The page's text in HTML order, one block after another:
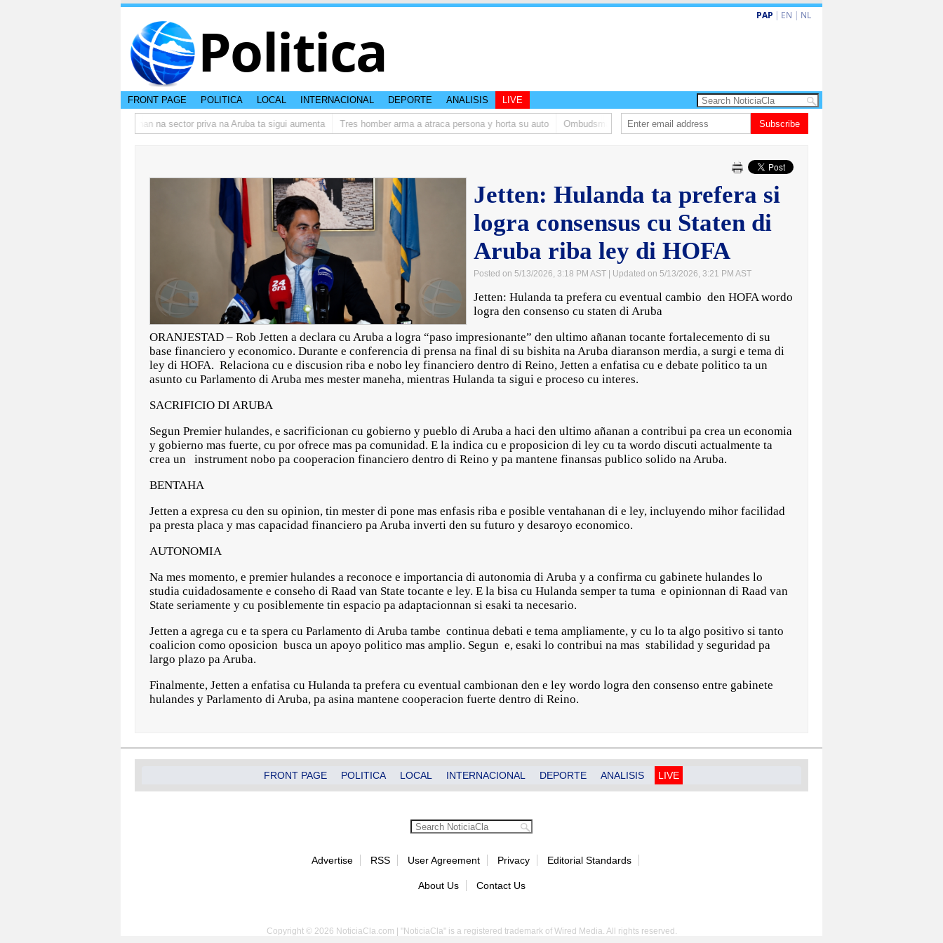
Politica PAP | EN | NL
FRONT PAGE POLITICA LOCAL INTERNACIONAL DEPORTE ANALISIS LIVE
Prestamonan na sector priva na Aruba ta sigui aumenta Tres homber arma a atraca persona y horta su auto Ombudsman ta bishita barionan pa atende kehonan di ciudadano
Subscribe
Jetten: Hulanda ta prefera si
logra consensus cu Staten di
Aruba riba ley di HOFA
Posted on 5/13/2026, 3:18 PM AST | Updated on 5/13/2026, 3:21 PM AST
Jetten: Hulanda ta prefera cu eventual cambio den HOFA wordo
logra den consenso cu staten di Aruba
ORANJESTAD – Rob Jetten a declara cu Aruba a logra “paso impresionante” den ultimo añanan tocante fortalecemento di su
base financiero y economico. Durante e conferencia di prensa na final di su bishita na Aruba diaranson merdia, a surgi e tema di
ley di HOFA. Relaciona cu e discusion riba e nobo ley financiero dentro di Reino, Jetten a enfatisa cu e debate politico ta un
asunto cu Parlamento di Aruba mes mester maneha, mientras Hulanda ta sigui e proceso cu interes.
SACRIFICIO DI ARUBA
Segun Premier hulandes, e sacrificionan cu gobierno y pueblo di Aruba a haci den ultimo añanan a contribui pa crea un economia
y gobierno mas fuerte, cu por ofrece mas pa comunidad. E la indica cu e proposicion di ley cu ta wordo discuti actualmente ta
crea un instrument nobo pa cooperacion financiero dentro di Reino y pa mantene finansas publico solido na Aruba.
BENTAHA
Jetten a expresa cu den su opinion, tin mester di pone mas enfasis riba e posible ventahanan di e ley, incluyendo mihor facilidad
pa presta placa y mas capacidad financiero pa Aruba inverti den su futuro y desaroyo economico.
AUTONOMIA
Na mes momento, e premier hulandes a reconoce e importancia di autonomia di Aruba y a confirma cu gabinete hulandes lo
studia cuidadosamente e conseho di Raad van State tocante e ley. E la bisa cu Hulanda semper ta tuma e opinionnan di Raad van
State seriamente y cu posiblemente tin espacio pa adaptacionnan si esaki ta necesario.
Jetten a agrega cu e ta spera cu Parlamento di Aruba tambe continua debati e tema ampliamente, y cu lo ta algo positivo si tanto
coalicion como oposicion busca un apoyo politico mas amplio. Segun e, esaki lo contribui na mas stabilidad y seguridad pa
largo plazo pa Aruba.
Finalmente, Jetten a enfatisa cu Hulanda ta prefera cu eventual cambionan den e ley wordo logra den consenso entre gabinete
hulandes y Parlamento di Aruba, pa asina mantene cooperacion fuerte dentro di Reino.
FRONT PAGE POLITICA LOCAL INTERNACIONAL DEPORTE ANALISIS LIVE
Advertise RSS User Agreement Privacy Editorial Standards
About Us Contact Us
Copyright © 2026 NoticiaCla.com | "NoticiaCla" is a registered trademark of Wired Media. All rights reserved.